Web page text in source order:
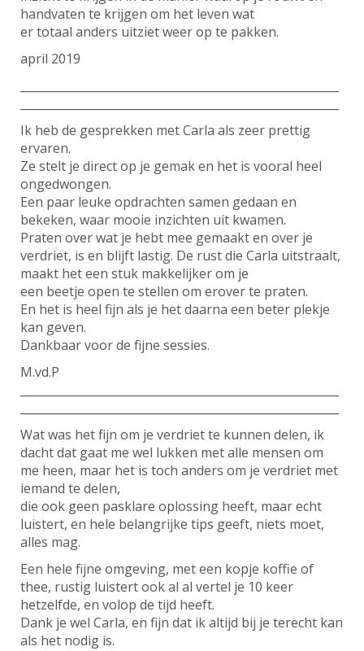
handvaten te krijgen om het leven wat
er totaal anders uitziet weer op te pakken.
april 2019
Ik heb de gesprekken met Carla als zeer prettig
ervaren.
Ze stelt je direct op je gemak en het is vooral heel
ongedwongen.
Een paar leuke opdrachten samen gedaan en
bekeken, waar mooie inzichten uit kwamen.
Praten over wat je hebt mee gemaakt en over je
verdriet, is en blijft lastig. De rust die Carla uitstraalt,
maakt het een stuk makkelijker om je
een beetje open te stellen om erover te praten.
En het is heel fijn als je het daarna een beter plekje
kan geven.
Dankbaar voor de fijne sessies.
M.vd.P
Wat was het fijn om je verdriet te kunnen delen, ik
dacht dat gaat me wel lukken met alle mensen om
me heen, maar het is toch anders om je verdriet met
iemand te delen,
die ook geen pasklare oplossing heeft, maar echt
luistert, en hele belangrijke tips geeft, niets moet,
alles mag.
Een hele fijne omgeving, met een kopje koffie of
thee, rustig luistert ook al al vertel je 10 keer
hetzelfde, en volop de tijd heeft.
Dank je wel Carla, en fijn dat ik altijd bij je terecht kan
als het nodig is.